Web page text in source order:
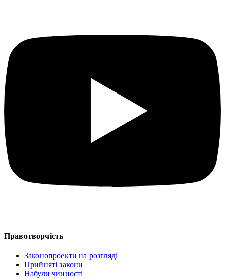
Правотворчість
Законопроекти на розгляді
Прийняті закони
Набули чинності